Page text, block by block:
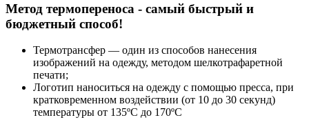
Метод термопереноса - самый быстрый и
бюджетный способ!
Термотрансфер — один из способов нанесения
изображений на одежду, методом шелкотрафаретной
печати;
Логотип наноситься на одежду с помощью пресса, при
кратковременном воздействии (от 10 до 30 секунд)
температуры от 135ºС до 170ºС